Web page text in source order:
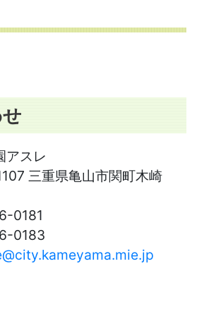
アスレ
三重県亀山市関町木崎
0181
0183